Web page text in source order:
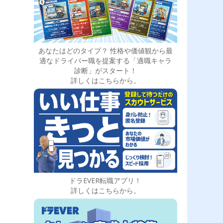
あなたはどのタイプ？ 性格や価値観から最
適なドライバー職を提案する「適職キャラ
診断」がスタート！
詳しくはこちらから。
ドラEVER転職アプリ！
詳しくはこちらから。